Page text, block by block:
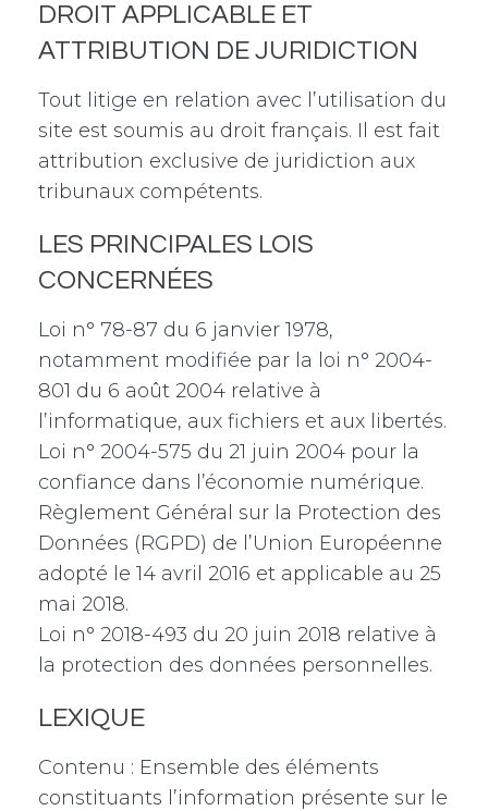
DROIT APPLICABLE ET
ATTRIBUTION DE JURIDICTION
Tout litige en relation avec l’utilisation du
site est soumis au droit français. Il est fait
attribution exclusive de juridiction aux
tribunaux compétents.
LES PRINCIPALES LOIS
CONCERNÉES
Loi n° 78-87 du 6 janvier 1978,
notamment modifiée par la loi n° 2004-
801 du 6 août 2004 relative à
l’informatique, aux fichiers et aux libertés.
Loi n° 2004-575 du 21 juin 2004 pour la
confiance dans l’économie numérique.
Règlement Général sur la Protection des
Données (RGPD) de l’Union Européenne
adopté le 14 avril 2016 et applicable au 25
mai 2018.
Loi n° 2018-493 du 20 juin 2018 relative à
la protection des données personnelles.
LEXIQUE
Contenu : Ensemble des éléments
constituants l’information présente sur le